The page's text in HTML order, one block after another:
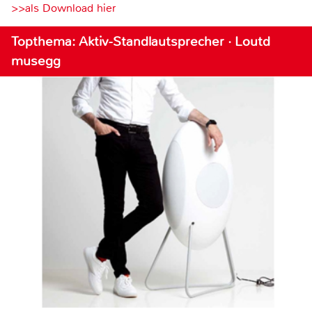
>>als Download hier
Topthema: Aktiv-Standlautsprecher · Loutd
musegg